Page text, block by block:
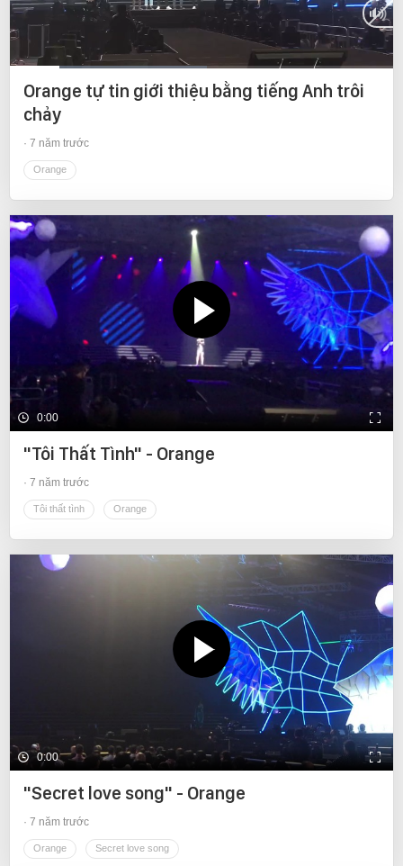
Time
Duration
1:24
Orange tự tin giới thiệu bằng tiếng Anh trôi
chảy
7 năm trước
Orange
0:00
"Tôi Thất Tình" - Orange
7 năm trước
Tôi thất tình Orange
0:00
"Secret love song" - Orange
7 năm trước
Orange Secret love song